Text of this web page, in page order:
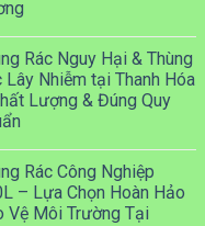
Rác Nguy Hại & Thùng
Lây Nhiễm tại Thanh Hóa
Lượng & Đúng Quy
Rác Công Nghiệp
– Lựa Chọn Hoàn Hảo
Vệ Môi Trường Tại